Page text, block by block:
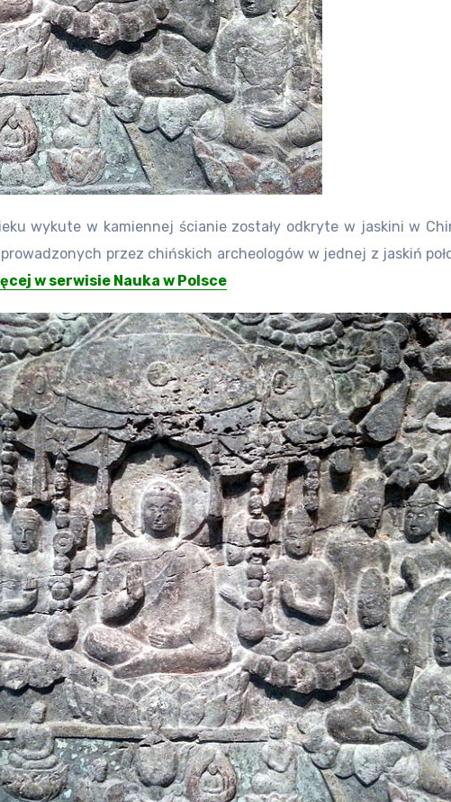
wykute w kamiennej ścianie zostały odkryte w jaskini w
przez chińskich archeologów w jednej z jaskiń
w serwisie Nauka w Polsce